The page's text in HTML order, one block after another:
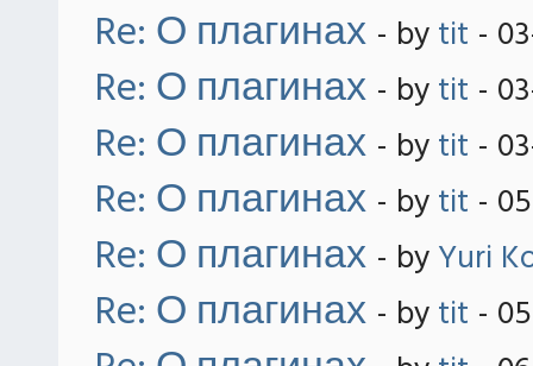
Re: О плагинах - bytit -
Re: О плагинах - bytit -
Re: О плагинах - bytit -
Re: О плагинах - bytit -
Re: О плагинах - byYuri
Re: О плагинах - bytit -